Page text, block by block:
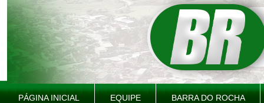
PÁGINA INICIAL EQUIPE BARRA DO ROCHA